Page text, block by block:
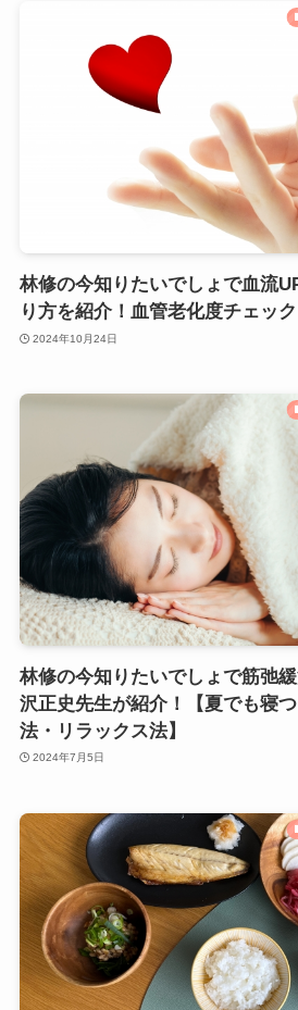
林修の今知りたいでしょで血流
り方を紹介！血管老化度チェック
2024年10月24日
林修の今知りたいでしょで筋弛
沢正史先生が紹介！【夏でも寝
法・リラックス法】
2024年7月5日